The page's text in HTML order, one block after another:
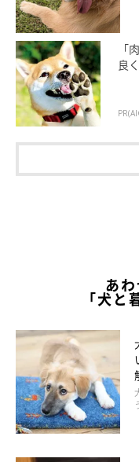
OKです。犬種や犬の肌
している場合、冬場は
もしれません。
潔を保ってあげましょ
「
良
あ
「犬